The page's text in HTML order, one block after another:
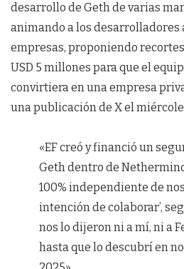
desarrollo de Geth de varias
animando a los desarrolladores
empresas, proponiendo
USD 5 millones para que el
convirtiera en una empresa
una publicación de X el
«EF creó y financió un
Geth dentro de
100% independiente de
intención de colaborar’,
nos lo dijeron ni a mí, ni a
hasta que lo descubrí en